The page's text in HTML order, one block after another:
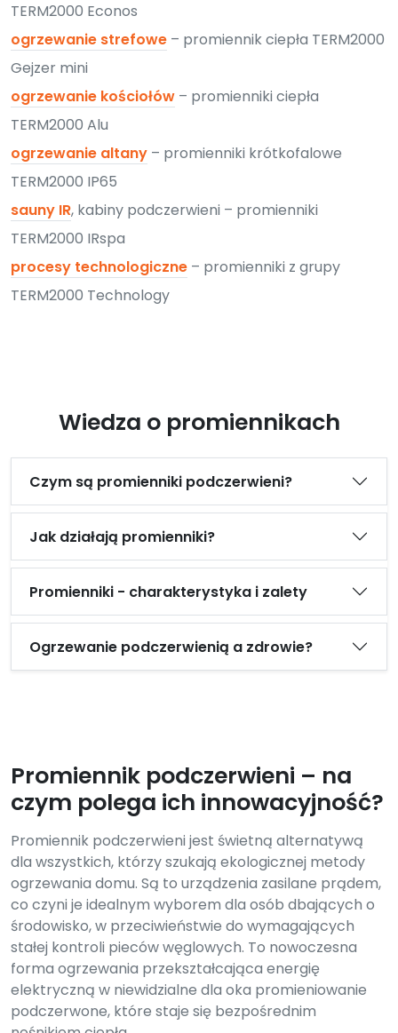
TERM2000 Econos
ogrzewanie strefowe – promiennik ciepła TERM2000
Gejzer mini
ogrzewanie kościołów – promienniki ciepła
TERM2000 Alu
ogrzewanie altany – promienniki krótkofalowe
TERM2000 IP65
sauny IR, kabiny podczerwieni – promienniki
TERM2000 IRspa
procesy technologiczne – promienniki z grupy
TERM2000 Technology
Wiedza o promiennikach
Czym są promienniki podczerwieni?
Jak działają promienniki?
Promienniki - charakterystyka i zalety
Ogrzewanie podczerwienią a zdrowie?
Promiennik podczerwieni – na
czym polega ich innowacyjność?
Promiennik podczerwieni jest świetną alternatywą
dla wszystkich, którzy szukają ekologicznej metody
ogrzewania domu. Są to urządzenia zasilane prądem,
co czyni je idealnym wyborem dla osób dbających o
środowisko, w przeciwieństwie do wymagających
stałej kontroli pieców węglowych. To nowoczesna
forma ogrzewania przekształcająca energię
elektryczną w niewidzialne dla oka promieniowanie
podczerwone, które staje się bezpośrednim